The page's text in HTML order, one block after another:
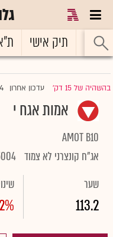
ראשי תיק אישי
בהשהיה של 15 דק' |עדכון אחרון
אמות אגח י
AMOT B10
אג"ח קונצרני לא צמוד
שער
113.2